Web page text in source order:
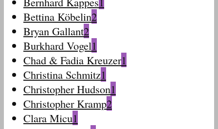
Bettina Köbelin2
Bryan Gallant2
Burkhard Vogel1
Chad & Fadia Kreuzer1
Christina Schmitz1
Christopher Hudson1
Christopher Kramp2
Clara Micu1